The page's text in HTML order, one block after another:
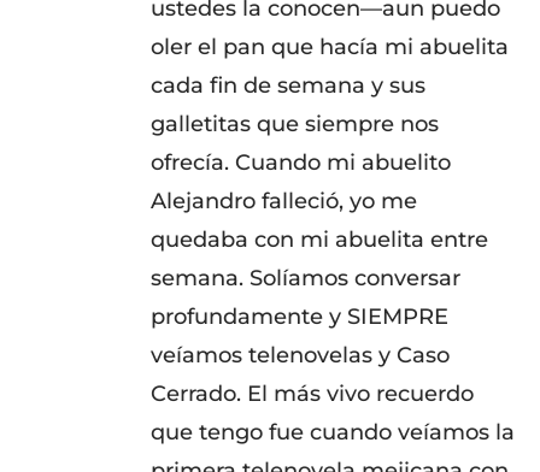
ustedes la conocen—aun puedo
oler el pan que hacía mi abuelita
cada fin de semana y sus
galletitas que siempre nos
ofrecía. Cuando mi abuelito
Alejandro falleció, yo me
quedaba con mi abuelita entre
semana. Solíamos conversar
profundamente y SIEMPRE
veíamos telenovelas y Caso
Cerrado. El más vivo recuerdo
que tengo fue cuando veíamos la